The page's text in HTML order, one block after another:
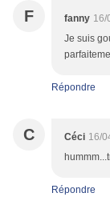
F fanny 16/
Je suis
Répondre
C Céci 16/
Répondre